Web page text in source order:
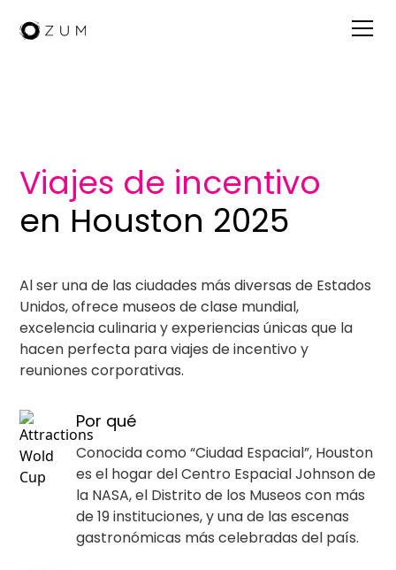
Viajes de incentivo
en Houston 2025
Al ser una de las ciudades más diversas de Estados
Unidos, ofrece museos de clase mundial,
excelencia culinaria y experiencias únicas que la
hacen perfecta para viajes de incentivo y
reuniones corporativas.
Por qué
Conocida como “Ciudad Espacial”, Houston
es el hogar del Centro Espacial Johnson de
la NASA, el Distrito de los Museos con más
de 19 instituciones, y una de las escenas
gastronómicas más celebradas del país.